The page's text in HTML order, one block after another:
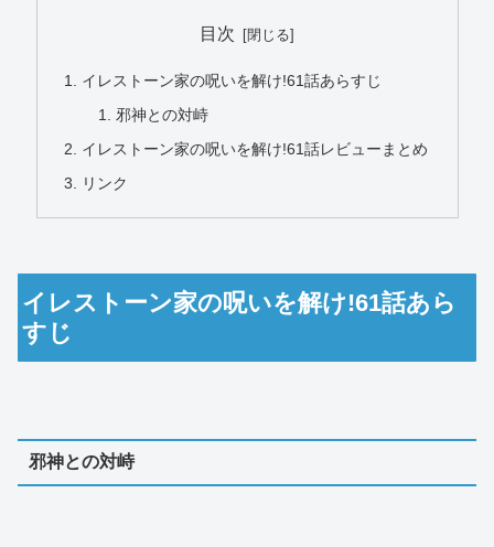
目次
イレストーン家の呪いを解け!61話あらすじ
邪神との対峙
イレストーン家の呪いを解け!61話レビューまとめ
リンク
イレストーン家の呪いを解け!61話あら
すじ
邪神との対峙